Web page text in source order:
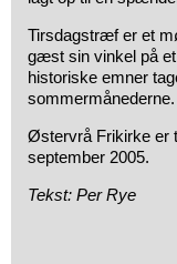
Tirsdagstræf er et
gæst sin vinkel på
historiske emner
Østervrå Frikirke er
september 2005.
Tekst: Per Rye